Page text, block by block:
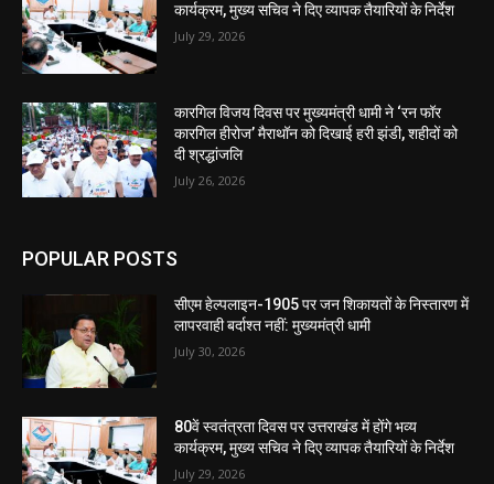
कार्यक्रम, मुख्य सचिव ने दिए व्यापक तैयारियों के निर्देश
July 29, 2026
कारगिल विजय दिवस पर मुख्यमंत्री धामी ने ‘रन फॉर
कारगिल हीरोज’ मैराथॉन को दिखाई हरी झंडी, शहीदों को
दी श्रद्धांजलि
July 26, 2026
POPULAR POSTS
सीएम हेल्पलाइन-1905 पर जन शिकायतों के निस्तारण में
लापरवाही बर्दाश्त नहीं: मुख्यमंत्री धामी
July 30, 2026
80वें स्वतंत्रता दिवस पर उत्तराखंड में होंगे भव्य
कार्यक्रम, मुख्य सचिव ने दिए व्यापक तैयारियों के निर्देश
July 29, 2026